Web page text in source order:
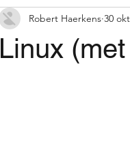
Linux
Robert Haerkens 30